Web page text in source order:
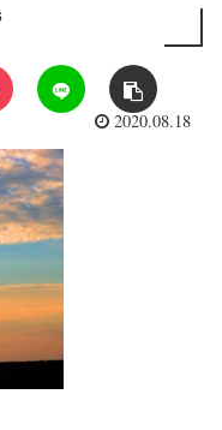
2020.08.18